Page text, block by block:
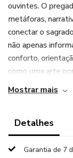
ouvintes. O
metáforas,
conectar o
não apenas
conforto,
como uma arte
Mostrar mais
Detalhes
Garantia de 7